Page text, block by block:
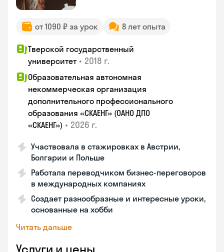
от 1090 ₽ за урок 8 лет опыта
Тверской государственный
университет • 2018 г.
Образовательная автономная
некоммерческая организация
дополнительного профессионального
образования «СКАЕНГ» (ОАНО ДПО
«СКАЕНГ») • 2026 г.
Участвовала в стажировках в Австрии,
Болгарии и Польше
Работала переводчиком бизнес-переговоров
в международных компаниях
Создает разнообразные и интересные уроки,
основанные на хобби
Читать дальше
Услуги и цены